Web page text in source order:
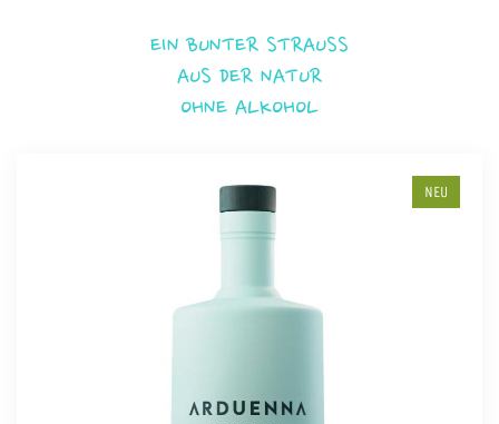
EIN BUNTER STRAUSS
AUS DER NATUR
OHNE ALKOHOL
NEU